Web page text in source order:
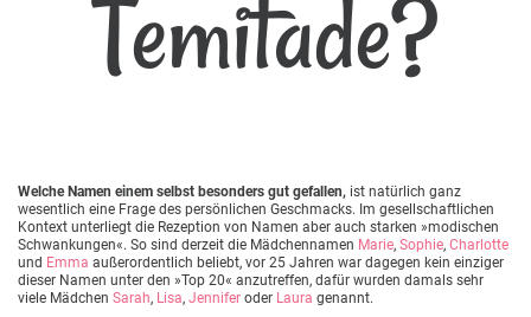
Temitade?
Welche Namen einem selbst besonders gut gefallen, ist natürlich ganz
wesentlich eine Frage des persönlichen Geschmacks. Im gesellschaftlichen
Kontext unterliegt die Rezeption von Namen aber auch starken »modischen
Schwankungen«. So sind derzeit die Mädchennamen Marie, Sophie, Charlotte
und Emma außerordentlich beliebt, vor 25 Jahren war dagegen kein einziger
dieser Namen unter den »Top 20« anzutreffen, dafür wurden damals sehr
viele Mädchen Sarah, Lisa, Jennifer oder Laura genannt.